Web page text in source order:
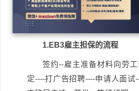
1.EB3雇主担保的流程
签约--雇主准备材料向劳
定----打广告招聘----申请人面试